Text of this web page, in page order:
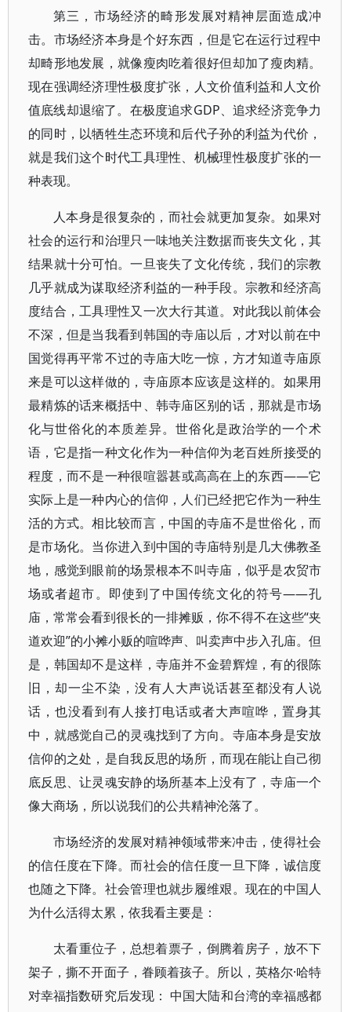
第三，市场经济的畸形发展对精神层面造成冲
击。市场经济本身是个好东西，但是它在运行过程中
却畸形地发展，就像瘦肉吃着很好但却加了瘦肉精。
现在强调经济理性极度扩张，人文价值利益和人文价
值底线却退缩了。在极度追求GDP、追求经济竞争力
的同时，以牺牲生态环境和后代子孙的利益为代价，
就是我们这个时代工具理性、机械理性极度扩张的一
种表现。
人本身是很复杂的，而社会就更加复杂。如果对
社会的运行和治理只一味地关注数据而丧失文化，其
结果就十分可怕。一旦丧失了文化传统，我们的宗教
几乎就成为谋取经济利益的一种手段。宗教和经济高
度结合，工具理性又一次大行其道。对此我以前体会
不深，但是当我看到韩国的寺庙以后，才对以前在中
国觉得再平常不过的寺庙大吃一惊，方才知道寺庙原
来是可以这样做的，寺庙原本应该是这样的。如果用
最精炼的话来概括中、韩寺庙区别的话，那就是市场
化与世俗化的本质差异。世俗化是政治学的一个术
语，它是指一种文化作为一种信仰为老百姓所接受的
程度，而不是一种很喧嚣甚或高高在上的东西——它
实际上是一种内心的信仰，人们已经把它作为一种生
活的方式。相比较而言，中国的寺庙不是世俗化，而
是市场化。当你进入到中国的寺庙特别是几大佛教圣
地，感觉到眼前的场景根本不叫寺庙，似乎是农贸市
场或者超市。即使到了中国传统文化的符号——孔
庙，常常会看到很长的一排摊贩，你不得不在这些“夹
道欢迎”的小摊小贩的喧哗声、叫卖声中步入孔庙。但
是，韩国却不是这样，寺庙并不金碧辉煌，有的很陈
旧，却一尘不染，没有人大声说话甚至都没有人说
话，也没看到有人接打电话或者大声喧哗，置身其
中，就感觉自己的灵魂找到了方向。寺庙本身是安放
信仰的之处，是自我反思的场所，而现在能让自己彻
底反思、让灵魂安静的场所基本上没有了，寺庙一个
像大商场，所以说我们的公共精神沦落了。
市场经济的发展对精神领域带来冲击，使得社会
的信任度在下降。而社会的信任度一旦下降，诚信度
也随之下降。社会管理也就步履维艰。现在的中国人
为什么活得太累，依我看主要是：
太看重位子，总想着票子，倒腾着房子，放不下
架子，撕不开面子，眷顾着孩子。所以，英格尔·哈特
对幸福指数研究后发现： 中国大陆和台湾的幸福感都